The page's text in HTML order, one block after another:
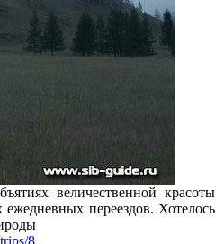
величественной красоты
переездов. Хотелось